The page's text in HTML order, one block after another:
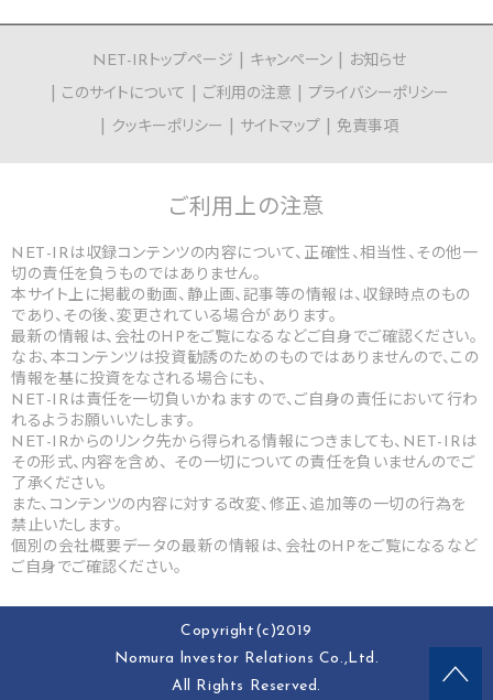
NET-IRトップページ キャンペーン
お知らせ
このサイトについて
ご利用の注意
プライバシーポリシー
クッキーポリシー
サイトマップ 免責事項
ご利用上の注意
NET-IRは収録コンテンツの内容について、正確性、相当性、その他一
切の責任を負うものではありません。
本サイト上に掲載の動画、静止画、記事等の情報は、収録時点のもの
であり、その後、変更されている場合があります。
最新の情報は、会社のHPをご覧になるなどご自身でご確認ください。
なお、本コンテンツは投資勧誘のためのものではありませんので、この
情報を基に投資をなされる場合にも、
NET-IRは責任を一切負いかねますので、ご自身の責任において行わ
れるようお願いいたします。
NET-IRからのリンク先から得られる情報につきましても、NET-IRは
その形式、内容を含め、 その一切についての責任を負いませんのでご
了承ください。
また、コンテンツの内容に対する改変、修正、追加等の一切の行為を
禁止いたします。
個別の会社概要データの最新の情報は、会社のHPをご覧になるなど
ご自身でご確認ください。
Copyright(c)2019
Nomura lnvestor Relations Co.,Ltd.
All Rights Reserved.